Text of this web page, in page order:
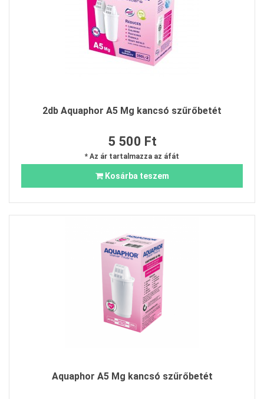
2db Aquaphor A5 Mg kancsó szűrőbetét
5 500 Ft
* Az ár tartalmazza az áfát
Kosárba teszem
Aquaphor A5 Mg kancsó szűrőbetét